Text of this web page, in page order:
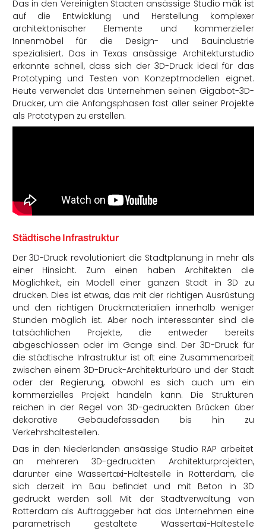
Das in den Vereinigten Staaten ansässige Studio māk ist
auf die Entwicklung und Herstellung komplexer
architektonischer Elemente und kommerzieller
Innenmöbel für die Design- und Bauindustrie
spezialisiert. Das in Texas ansässige Architekturstudio
erkannte schnell, dass sich der 3D-Druck ideal für das
Prototyping und Testen von Konzeptmodellen eignet.
Heute verwendet das Unternehmen seinen Gigabot-3D-
Drucker, um die Anfangsphasen fast aller seiner Projekte
als Prototypen zu erstellen.
Städtische Infrastruktur
Der 3D-Druck revolutioniert die Stadtplanung in mehr als
einer Hinsicht. Zum einen haben Architekten die
Möglichkeit, ein Modell einer ganzen Stadt in 3D zu
drucken. Dies ist etwas, das mit der richtigen Ausrüstung
und den richtigen Druckmaterialien innerhalb weniger
Stunden möglich ist. Aber noch interessanter sind die
tatsächlichen Projekte, die entweder bereits
abgeschlossen oder im Gange sind. Der 3D-Druck für
die städtische Infrastruktur ist oft eine Zusammenarbeit
zwischen einem 3D-Druck-Architekturbüro und der Stadt
oder der Regierung, obwohl es sich auch um ein
kommerzielles Projekt handeln kann. Die Strukturen
reichen in der Regel von 3D-gedruckten Brücken über
dekorative Gebäudefassaden bis hin zu
Verkehrshaltestellen.
Das in den Niederlanden ansässige Studio RAP arbeitet
an mehreren 3D-gedruckten Architekturprojekten,
darunter eine Wassertaxi-Haltestelle in Rotterdam, die
sich derzeit im Bau befindet und mit Beton in 3D
gedruckt werden soll. Mit der Stadtverwaltung von
Rotterdam als Auftraggeber hat das Unternehmen eine
parametrisch gestaltete Wassertaxi-Haltestelle